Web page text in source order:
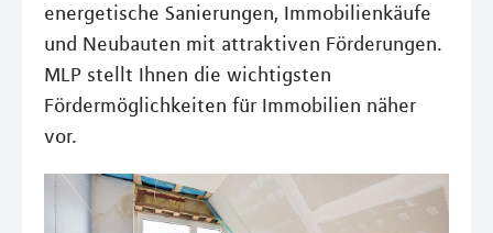
energetische Sanierungen, Immobilienkäufe
und Neubauten mit attraktiven Förderungen.
MLP stellt Ihnen die wichtigsten
Fördermöglichkeiten für Immobilien näher
vor.